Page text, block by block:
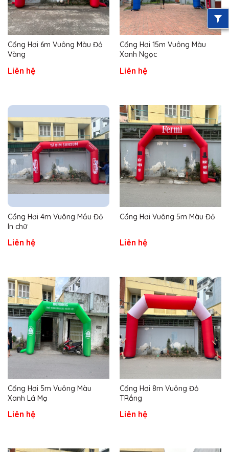
Cổng Hơi 6m Vuông Màu Đỏ
Vàng
Liên hệ
Cổng Hơi 15m Vuông Màu
Xanh Ngọc
Liên hệ
Cổng Hơi 4m Vuông Mầu Đỏ
In chữ
Liên hệ
Cổng Hơi Vuông 5m Màu Đỏ
Liên hệ
Cổng Hơi 5m Vuông Màu
Xanh Lá Mạ
Liên hệ
Cổng Hơi 8m Vuông Đỏ
TRắng
Liên hệ